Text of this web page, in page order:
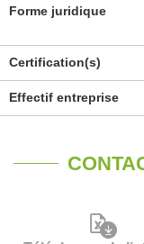
Forme juridique
Certification(s)
Effectif entreprise